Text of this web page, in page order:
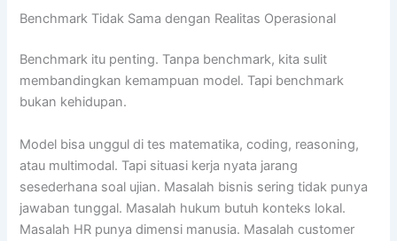
Benchmark Tidak Sama dengan Realitas Operasional
Benchmark itu penting. Tanpa benchmark, kita sulit
membandingkan kemampuan model. Tapi benchmark
bukan kehidupan.
Model bisa unggul di tes matematika, coding, reasoning,
atau multimodal. Tapi situasi kerja nyata jarang
sesederhana soal ujian. Masalah bisnis sering tidak punya
jawaban tunggal. Masalah hukum butuh konteks lokal.
Masalah HR punya dimensi manusia. Masalah customer